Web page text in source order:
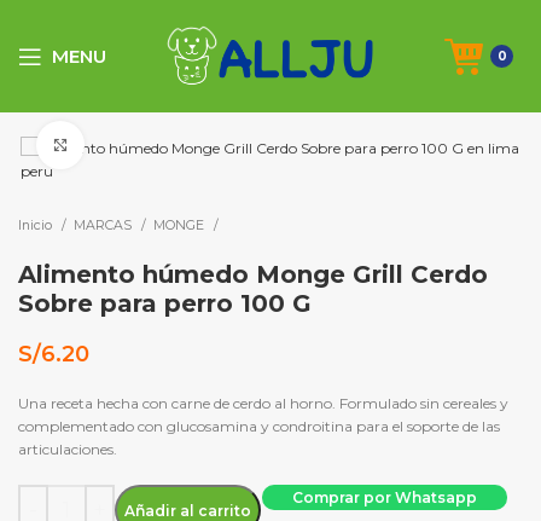
MENU 0
Click to enlarge
Inicio MARCAS MONGE
Alimento húmedo Monge Grill Cerdo
Sobre para perro 100 G
S/6.20
Una receta hecha con carne de cerdo al horno. Formulado sin cereales y
complementado con glucosamina y condroitina para el soporte de las
articulaciones.
Alimento húmedo Monge Grill Cerdo Sobre para perro 100 G
Añadir al carrito
Comprar por Whatsapp